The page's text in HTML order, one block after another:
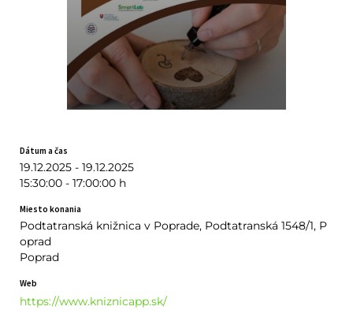
Dátum a čas
19.12.2025 - 19.12.2025
15:30:00 - 17:00:00 h
Miesto konania
Podtatranská knižnica v Poprade, Podtatranská 1548/1, P
oprad
Poprad
Web
https://www.kniznicapp.sk/